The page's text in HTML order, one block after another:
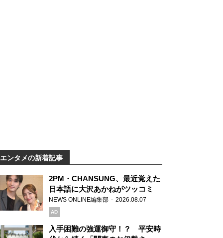
エンタメの新着記事
2PM・CHANSUNG、最近覚えた
日本語に大沢あかねがツッコミ
NEWS ONLINE編集部 2026.08.07
AD
入手困難の強運御守！？ 平安時